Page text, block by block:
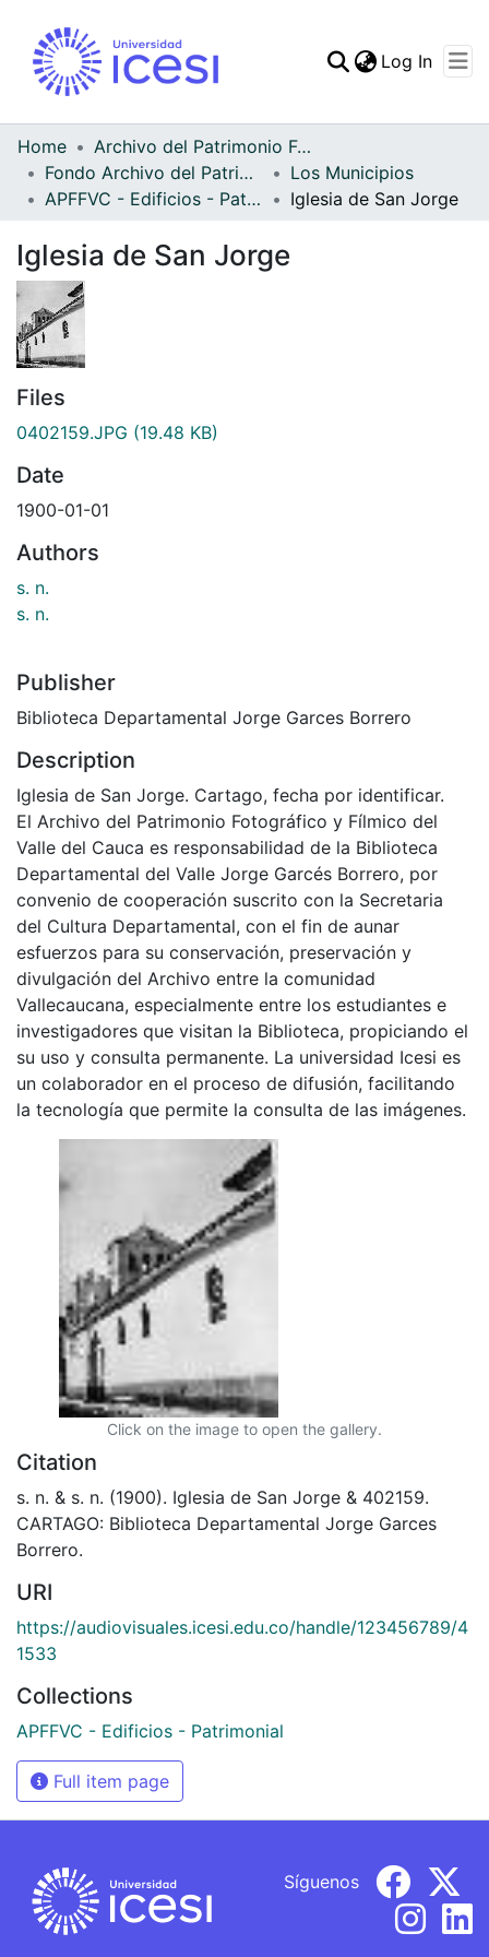
Statistics
Log In
Home
Archivo del Patrimonio Fotográfico y Fílmico del Valle del Cauca
Fondo Archivo del Patrimonio Fotográfico y Fílmico del Valle del Cauca
Los Municipios
APFFVC - Edificios - Patrimonial
Iglesia de San Jorge
Iglesia de San Jorge
Files
0402159.JPG (19.48 KB)
Date
1900-01-01
Authors
s. n.
s. n.
Publisher
Biblioteca Departamental Jorge Garces Borrero
Description
Iglesia de San Jorge. Cartago, fecha por identificar.
El Archivo del Patrimonio Fotográfico y Fílmico del
Valle del Cauca es responsabilidad de la Biblioteca
Departamental del Valle Jorge Garcés Borrero, por
convenio de cooperación suscrito con la Secretaria
del Cultura Departamental, con el fin de aunar
esfuerzos para su conservación, preservación y
divulgación del Archivo entre la comunidad
Vallecaucana, especialmente entre los estudiantes e
investigadores que visitan la Biblioteca, propiciando el
su uso y consulta permanente. La universidad Icesi es
un colaborador en el proceso de difusión, facilitando
la tecnología que permite la consulta de las imágenes.
Click on the image to open the gallery.
Citation
s. n. & s. n. (1900). Iglesia de San Jorge & 402159.
CARTAGO: Biblioteca Departamental Jorge Garces
Borrero.
URI
https://audiovisuales.icesi.edu.co/handle/123456789/4
1533
Collections
APFFVC - Edificios - Patrimonial
Full item page
Síguenos